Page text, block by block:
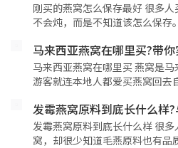
刚买的燕窝怎么保存最好 很多
不会炖，而是不知道该怎么保
马来西亚燕窝在哪里买?带
马来西亚燕窝在哪里买 燕窝是
游客就连本地人都爱买燕窝回
发霉燕窝原料到底长什么样
发霉燕窝原料到底长什么样 很
窝，却很少知道毛燕原料也有